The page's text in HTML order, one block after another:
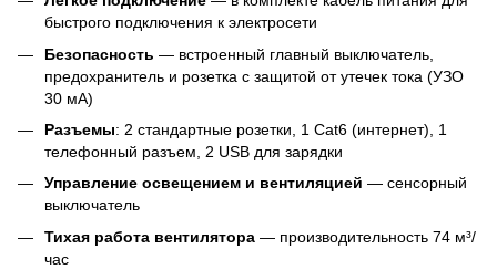
быстрого подключения к электросети
Безопасность — встроенный главный выключатель,
предохранитель и розетка с защитой от утечек тока (УЗО
30 мА)
Разъемы: 2 стандартные розетки, 1 Cat6 (интернет), 1
телефонный разъем, 2 USB для зарядки
Управление освещением и вентиляцией — сенсорный
выключатель
Тихая работа вентилятора — производительность 74 м³/
час